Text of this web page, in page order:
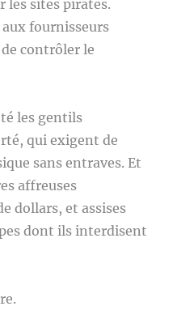
les sites pirates.
fournisseurs
contrôler le
les gentils
qui exigent de
sans entraves. Et
affreuses
dollars, et assises
dont ils interdisent